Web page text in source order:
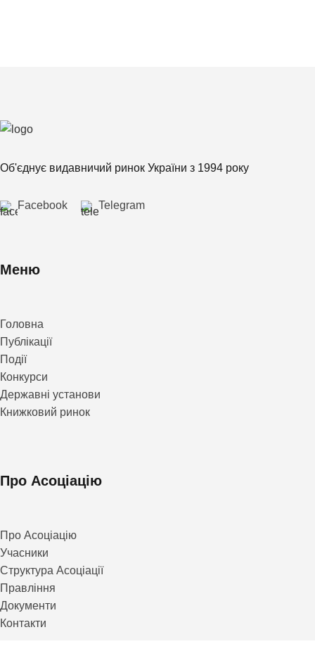
Об'єднує видавничий ринок України з 1994 року
Facebook Telegram
Меню
Головна
Публікації
Події
Конкурси
Державні установи
Книжковий ринок
Про Асоціацію
Про Асоціацію
Учасники
Структура Асоціації
Правління
Документи
Контакти